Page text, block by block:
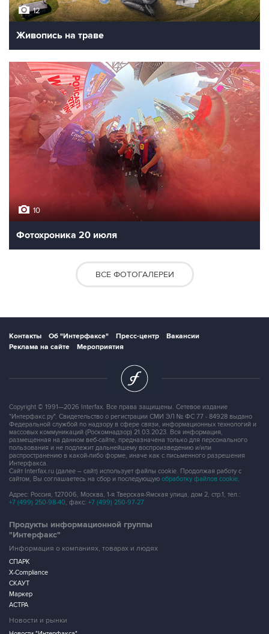
12
Живопись на траве
10
Фотохроника 20 июля
ВСЕ ФОТОГАЛЕРЕИ
Контакты Об "Интерфаксе" Пресс-центр
Вакансии
Реклама на сайте
Мероприятия
Copyright © 1991—2026 Interfax. Все права защищены. Сетевое издание
"Интерфакс.ру". Свидетельство о регистрации СМИ ЭЛ № ФС 77 - 84928 выдано
Федеральной службой по надзору в сфере связи, информационных технологий и
массовых коммуникаций (Роскомнадзор) 21.03.2023. Вся информация,
размещенная на данном веб-сайте, предназначена только для персонального
пользования и не подлежит дальнейшему воспроизведению и/или
распространению в какой-либо форме, иначе как с письменного разрешения
Интерфакса.
Сайт Interfax.ru (далее – сайт) использует файлы cookie. Продолжая работу с
сайтом, Вы соглашаетесь на сбор и последующую обработку файлов cookie.
Адрес: Россия, 127006, Москва, 1-я Тверская-Ямская улица, дом 2, стр.1, тел.:
+7 (499) 250-98-40, факс: +7 (499) 250-97-27
Продукты информационной группы
"Интерфакс"
Информация о компаниях, товарах и людях
СПАРК
X-Compliance
СКАУТ
Маркер
АСТРА
Новости и рынки